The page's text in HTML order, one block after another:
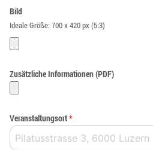
Bild
Ideale Größe: 700 x 420 px (5:3)
Zusätzliche Informationen (PDF)
Veranstaltungsort*